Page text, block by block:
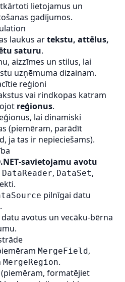
lietojamus un
gadījumos.
laukus artekstu, attēlus,
saturu.
aizzīmes un stilus, lai
uzņēmuma dizainam.
reģioni
vai rindkopas katram
reģionus.
lai dinamiski
(piemēram, parādīt
ja tas ir nepieciešams).
avotu
DataReader, DataSet,
pilnīgai datu
avotus un vecāku‑bērna
MergeField,
MergeRegion.
formatējiet